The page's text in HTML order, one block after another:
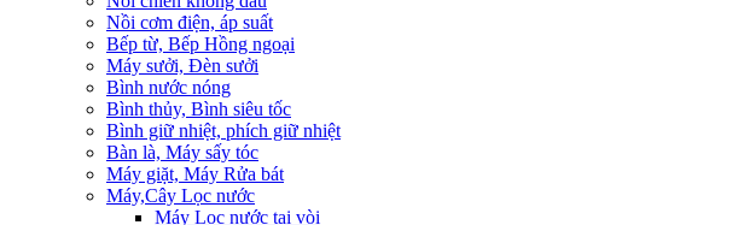
Nồi cơm điện, áp suất
Bếp từ, Bếp Hồng ngoại
Máy sưởi, Đèn sưởi
Bình nước nóng
Bình thủy, Bình siêu tốc
Bình giữ nhiệt, phích giữ nhiệt
Bàn là, Máy sấy tóc
Máy giặt, Máy Rửa bát
Máy,Cây Lọc nước
Máy Lọc nước tại vòi